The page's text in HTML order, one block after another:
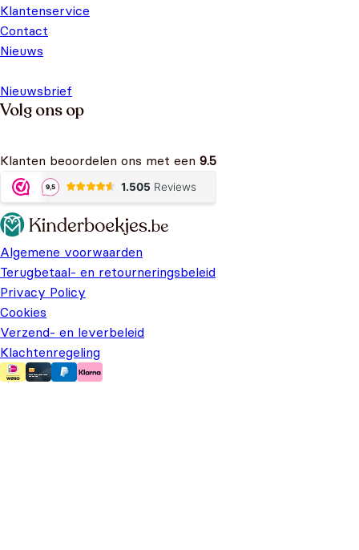
Klantenservice
Contact
Nieuws
Nieuwsbrief
Volg ons op
Klanten beoordelen ons met een 9.5
Algemene voorwaarden
Terugbetaal- en retourneringsbeleid
Privacy Policy
Cookies
Verzend- en leverbeleid
Klachtenregeling